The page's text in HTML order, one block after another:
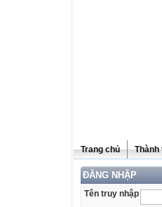
Trang chủ Thành
ĐĂNG NHẬP
Tên truy nhập